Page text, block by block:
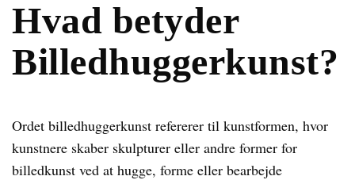
Hvad betyder
Billedhuggerkunst?
Ordet billedhuggerkunst refererer til kunstformen, hvor
kunstnere skaber skulpturer eller andre former for
billedkunst ved at hugge, forme eller bearbejde